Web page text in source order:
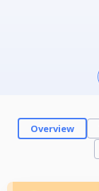
Overview